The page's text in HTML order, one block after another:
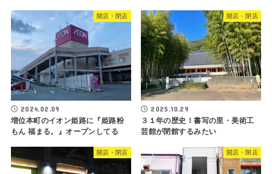
開店・閉店
2024.02.09
増位本町のイオン姫路に『姫路粉
もん 福まる。』オープンしてる
開店・閉店
2025.10.29
３１年の歴史！書写の里・美術工
芸館が閉館するみたい
開店・閉店 開店・閉店